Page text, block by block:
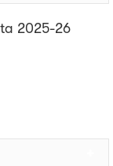
2025-26